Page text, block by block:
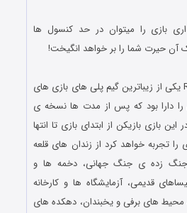
بازی را میتوان در حد کنسول ها
آن حیرت شما را بر خواهد انگیخت!
بازی RTCW Touch 1.1.1 یکی از زیباترین گیم پلی های بازی های
دارا بود که پس از مدت ها نسخه ی
بازی بازیکن از ابتدای بازی تا انتها
تجربه خواهد کرد از زندان های قلعه
جنگ زده ی جنگ جهانی، دخمه ها و
قدیمی، آزمایشگاه ها و کارخانه
محیط های برفی و یخبندان، دهکده های